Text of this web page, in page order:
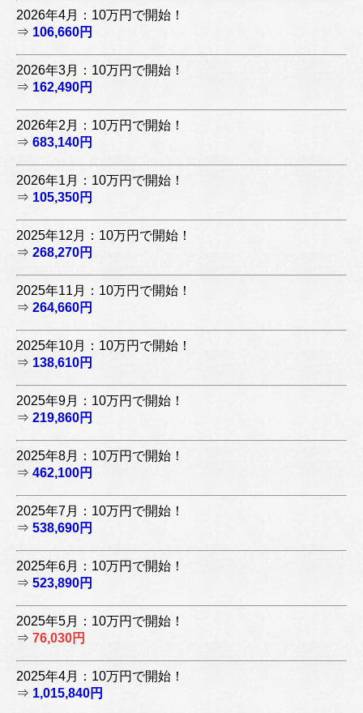
2026年4月：10万円で開始！
⇒ 106,660円
2026年3月：10万円で開始！
⇒ 162,490円
2026年2月：10万円で開始！
⇒ 683,140円
2026年1月：10万円で開始！
⇒ 105,350円
2025年12月：10万円で開始！
⇒ 268,270円
2025年11月：10万円で開始！
⇒ 264,660円
2025年10月：10万円で開始！
⇒ 138,610円
2025年9月：10万円で開始！
⇒ 219,860円
2025年8月：10万円で開始！
⇒ 462,100円
2025年7月：10万円で開始！
⇒ 538,690円
2025年6月：10万円で開始！
⇒ 523,890円
2025年5月：10万円で開始！
⇒ 76,030円
2025年4月：10万円で開始！
⇒ 1,015,840円